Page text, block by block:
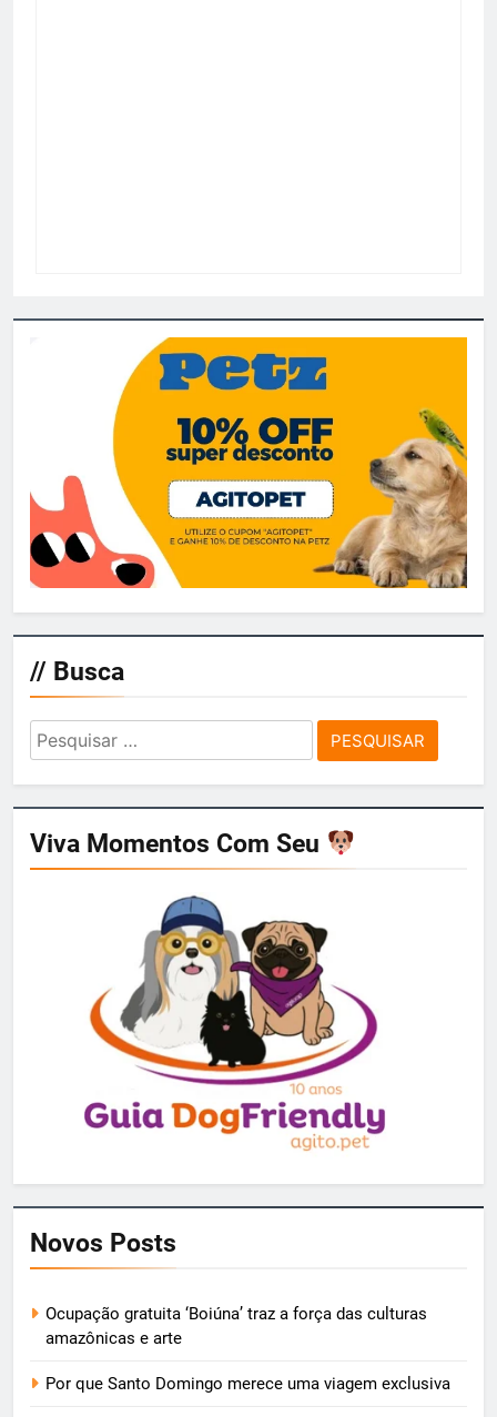
// Busca
Pesquisar
por:
Viva Momentos Com Seu
Novos Posts
Ocupação gratuita ‘Boiúna’ traz a força das culturas
amazônicas e arte
Por que Santo Domingo merece uma viagem exclusiva